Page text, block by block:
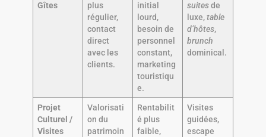
Gîtes
plus
régulier,
contact
direct
avec les
clients.
initial
lourd,
besoin de
personnel
constant,
marketing
touristiqu
e.
suitesde
luxe,table
d’hôtes,
brunch
dominical.
Projet
Culturel /
Visites
Valorisati
on du
patrimoin
Rentabilit
é plus
faible,
Visites
guidées,
escape